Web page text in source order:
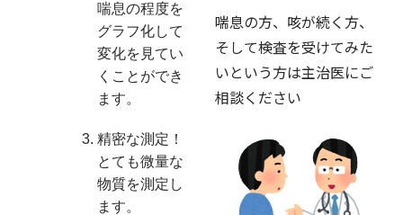
喘息の程度を
グラフ化して
変化を見てい
くことができ
ます。
精密な測定！
とても微量な
物質を測定し
ます。
喘息の方、咳が続く方、
そして検査を受けてみた
いという方は主治医にご
相談ください